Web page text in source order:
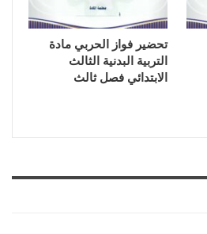
تحضير فواز الحربي مادة
التربية البدنية الثالث
الابتدائي فصل ثالث